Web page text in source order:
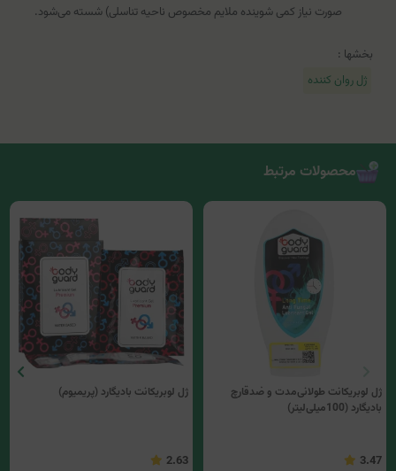
صورت نیاز کمی شوینده ملایم مخصوص ناحیه تناسلی) شسته می‌شود.
بخشها :
ژل روان کننده
محصولات مرتبط
ژل لوبریکانت طولانی‌مدت و ضدقارچ
بادیگارد (100میلی‌لیتر)
3.47
ژل لوبریکانت بادیگارد (پریمیوم)
2.63